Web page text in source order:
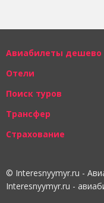
Авиабилеты дешево
Отели
Поиск туров
Трансфер
Страхование
© Interesnyymyr.ru -
Interesnyymyr.ru -